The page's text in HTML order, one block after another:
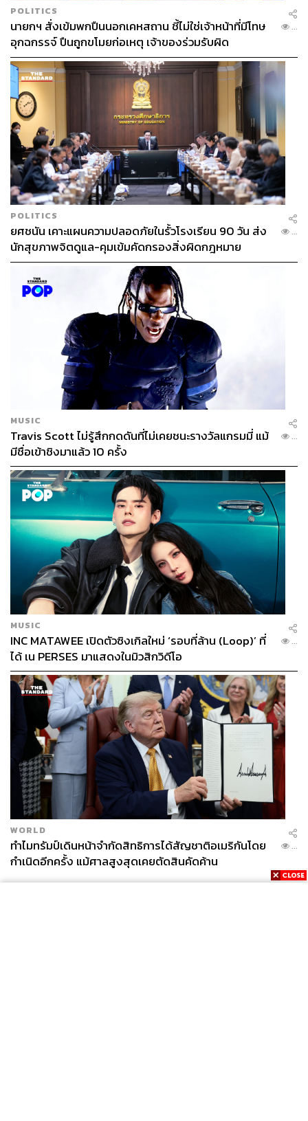
POLITICS
นายกฯ สั่งเข้มพกปืนนอกเคหสถาน ชี้ไม่ใช่เจ้าหน้าที่มีโทษ
อุกฉกรรจ์ ปืนถูกขโมยก่อเหตุ เจ้าของร่วมรับผิด
...
POLITICS
ยศชนัน เคาะแผนความปลอดภัยในรั้วโรงเรียน 90 วัน ส่ง
นักสุขภาพจิตดูแล-คุมเข้มคัดกรองสิ่งผิดกฎหมาย
...
MUSIC
Travis Scott ไม่รู้สึกกดดันที่ไม่เคยชนะรางวัลแกรมมี่ แม้
มีชื่อเข้าชิงมาแล้ว 10 ครั้ง
...
MUSIC
INC MATAWEE เปิดตัวซิงเกิลใหม่ ‘รอบที่ล้าน (Loop)’ ที่
ได้ เน PERSES มาแสดงในมิวสิกวิดีโอ
...
WORLD
ทำไมทรัมป์เดินหน้าจำกัดสิทธิการได้สัญชาติอเมริกันโดย
กำเนิดอีกครั้ง แม้ศาลสูงสุดเคยตัดสินคัดค้าน
...